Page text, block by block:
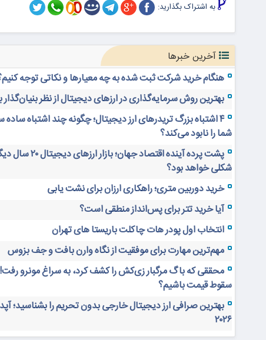
به اشتراک بگذارید:
آخرین خبرها
هنگام خرید شرکت ثبت شده به چه معیارها و نکاتی توجه
بهترین روش سرمایه‌گذاری در ارزهای دیجیتال از نظر
۴ اشتباه بزرگ تریدرهای ارز دیجیتال؛ چگونه چند اشتباه ساده
شما را نابود می‌کند؟
پشت پرده آینده اقتصاد جهان؛ بازار
شکلی خواهد بود؟
خرید دوربین متری؛ راهکاری ارزان برای نشت یابی
آیا خرید تتر برای پس‌انداز منطقی است؟
انتخاب اول پودر هات چاکلت باریستا های تهران
مهم‌ترین مهارت برای موفقیت از نگاه وارن بافت و جف بزوس
محققی که باگ مرگبار زی‌کش را کشف کرد، به سراغ مونرو
سقوط قیمت باشیم؟
بهترین صرافی ارز دیجیتال خارجی بدون تحریم را بشناسید؛
۲۰۲۶